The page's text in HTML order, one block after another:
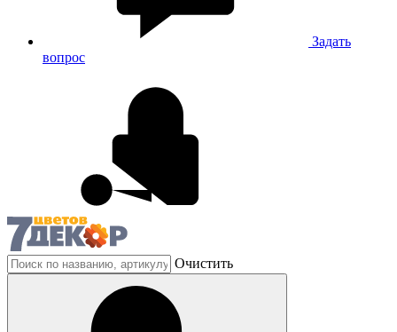
Задать
вопрос
Очистить